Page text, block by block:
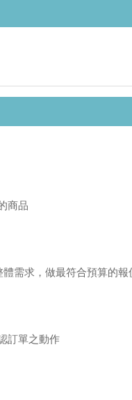
商品
需求，做最符合預算的報
訂單之動作